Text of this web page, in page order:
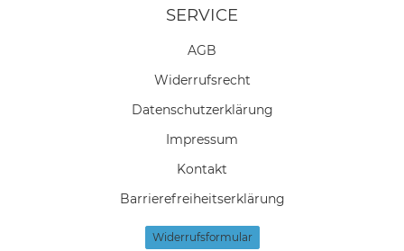
SERVICE
AGB
Widerrufs­recht
Daten­schutz­erklärung
Impressum
Kontakt
Barrierefreiheitserklärung
Widerrufs­formular